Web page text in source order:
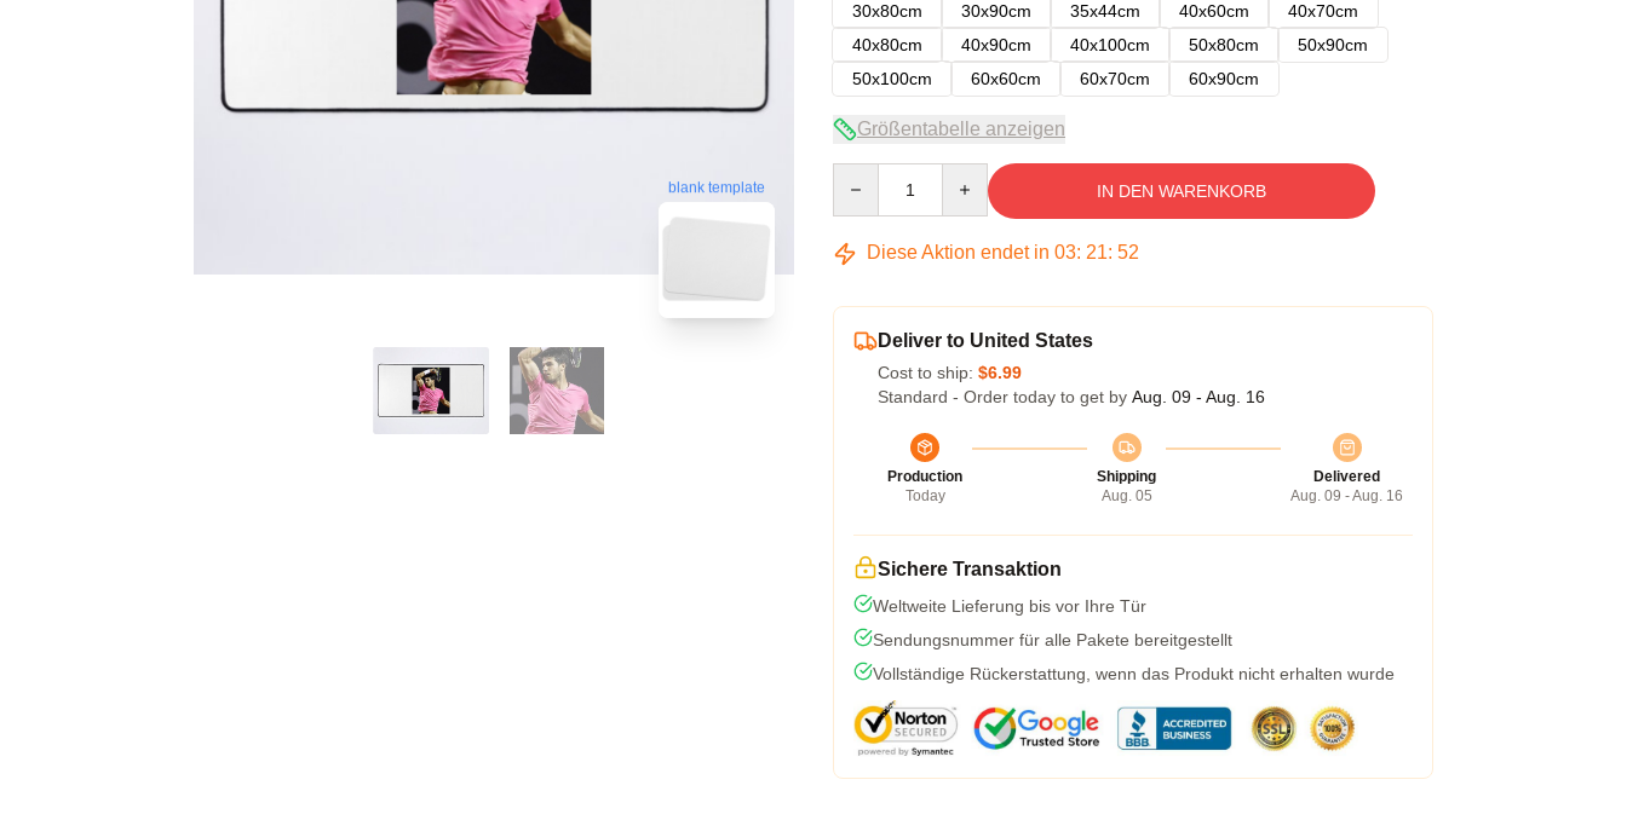
blank template
30x80cm
30x90cm 35x44cm 40x60cm
40x70cm
40x80cm
40x90cm 40x100cm 50x80cm
50x90cm
50x100cm
60x60cm 60x70cm 60x90cm
Größentabelle anzeigen
IN DEN WARENKORB
Diese Aktion endet in 03: 21: 51
Deliver to United States
Cost to ship: $6.99
Standard - Order today to get by Aug. 09 - Aug. 16
Production
Today
Shipping
Aug. 05
Delivered
Aug. 09 - Aug. 16
Sichere Transaktion
Weltweite Lieferung bis vor Ihre Tür
Sendungsnummer für alle Pakete bereitgestellt
Vollständige Rückerstattung, wenn das Produkt nicht erhalten wurde